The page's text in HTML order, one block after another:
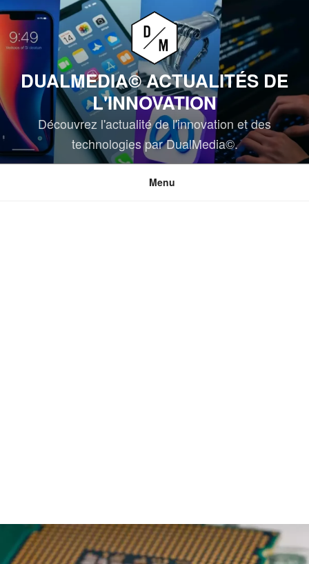
Aller
au
contenu
DUALMEDIA© ACTUALITÉS DE
L'INNOVATION
Découvrez l'actualité de l'innovation et des
technologies par DualMedia©.
Menu